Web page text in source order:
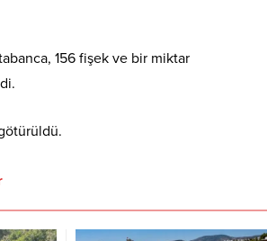
156 fişek ve bir miktar